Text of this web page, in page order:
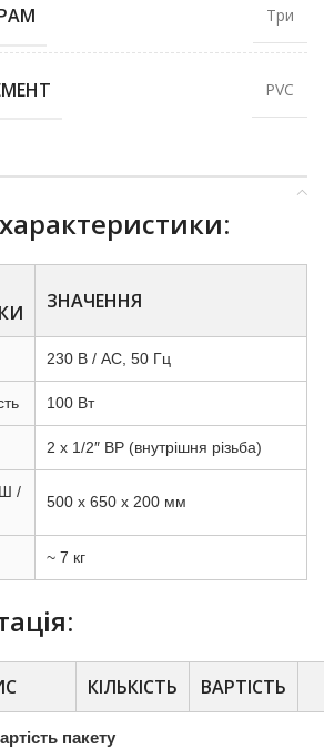
Три
PVC
ЗНАЧЕННЯ
230 В / AC, 50 Гц
100 Вт
2 x 1/2″ ВР (внутрішня різьба)
/
500 х 650 х 200 мм
~ 7 кг
КІЛЬКІСТЬ ВАРТІСТЬ
пакету